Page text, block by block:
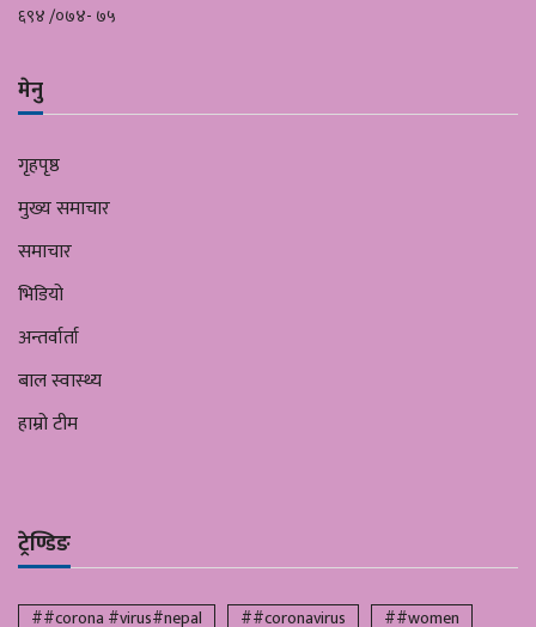
६९४ /०७४- ७५
मेनु
गृहपृष्ठ
मुख्य समाचार
समाचार
भिडियो
अन्तर्वार्ता
बाल स्वास्थ्य
हाम्रो टीम
ट्रेण्डिङ
##corona #virus#nepal ##coronavirus ##women